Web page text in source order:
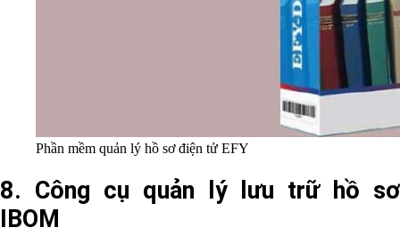
Phần mềm quản lý hồ sơ điện tử EFY
8. Công cụ quản lý lưu trữ hồ sơ
IBOM